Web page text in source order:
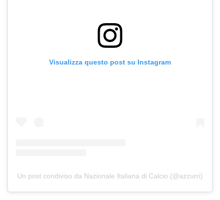
Visualizza questo post su Instagram
Un post condiviso da Nazionale Italiana di Calcio (@azzurri)